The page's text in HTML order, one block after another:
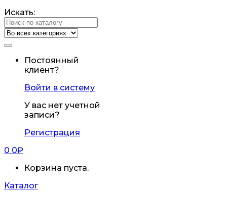
Искать:
Постоянный
клиент?
Войти в систему
У вас нет учетной
записи?
Регистрация
0 0₽
Корзина пуста.
Каталог